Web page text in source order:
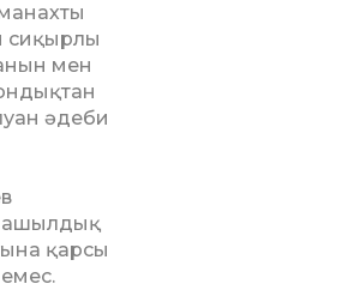
сиқырлы
мен
әдеби
қарсы